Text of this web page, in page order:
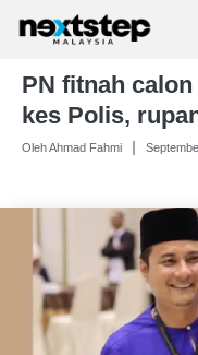
Skip
content
PN fitnah
kes Polis,
Oleh Ahmad Fahmi